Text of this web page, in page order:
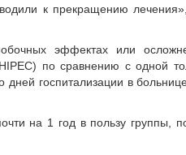
к прекращению
эффектах или
по сравнению с одной
дней госпитализации в
на 1 год в пользу группы,